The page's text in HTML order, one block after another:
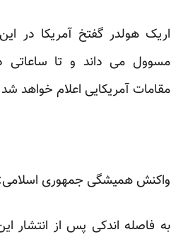
اریک هولدر گفتخ آمریکا در
مسوول می داند و تا ساعاتی
مقامات آمریکایی اعلام خواهد
واکنش همیشگی جمهوری
به فاصله اندکی پس از انتشار